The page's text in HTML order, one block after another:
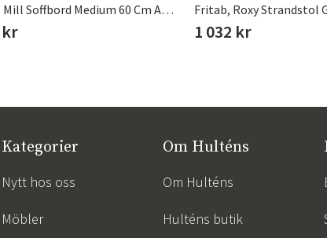
Brafab, Mill Soffbord Medium 60 Cm Anthracite
kr
Fritab, Roxy Strandstol
1 032 kr
Kategorier
Nytt hos oss
Möbler
Om Hulténs
Om Hulténs
Hulténs butik